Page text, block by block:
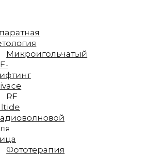
Микроигольчатый
RF
Фототерапия